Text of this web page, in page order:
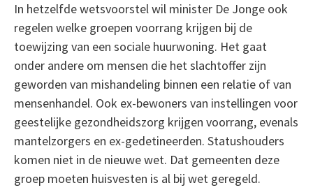
In hetzelfde wetsvoorstel wil minister De Jonge ook
regelen welke groepen voorrang krijgen bij de
toewijzing van een sociale huurwoning. Het gaat
onder andere om mensen die het slachtoffer zijn
geworden van mishandeling binnen een relatie of van
mensenhandel. Ook ex-bewoners van instellingen voor
geestelijke gezondheidszorg krijgen voorrang, evenals
mantelzorgers en ex-gedetineerden. Statushouders
komen niet in de nieuwe wet. Dat gemeenten deze
groep moeten huisvesten is al bij wet geregeld.